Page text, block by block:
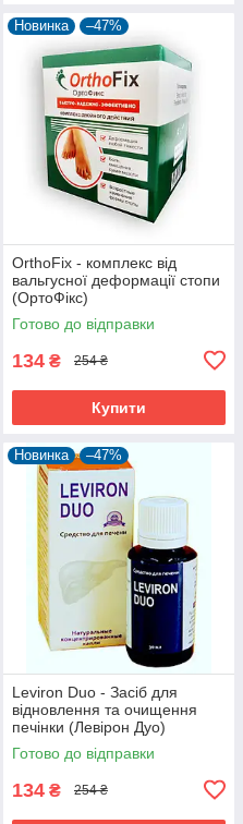
Новинка –47%
OrthoFix - комплекс від
вальгусної деформації стопи
(ОртоФікс)
Готово до відправки
134 ₴ 254 ₴
Купити
Новинка –47%
Leviron Duo - Засіб для
відновлення та очищення
печінки (Левірон Дуо)
Готово до відправки
134 ₴ 254 ₴